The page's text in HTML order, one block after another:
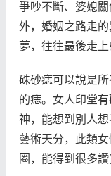
爭吵不斷、婆媳
外，婚姻之路走
夢，往往最後走上
硃砂痣可以說是
的痣。女人印堂
神，能想到別人
藝術天分，此類
圈，能得到很多讚